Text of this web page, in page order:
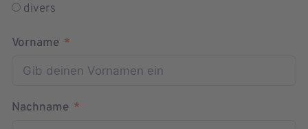
divers
Vorname
Nachname